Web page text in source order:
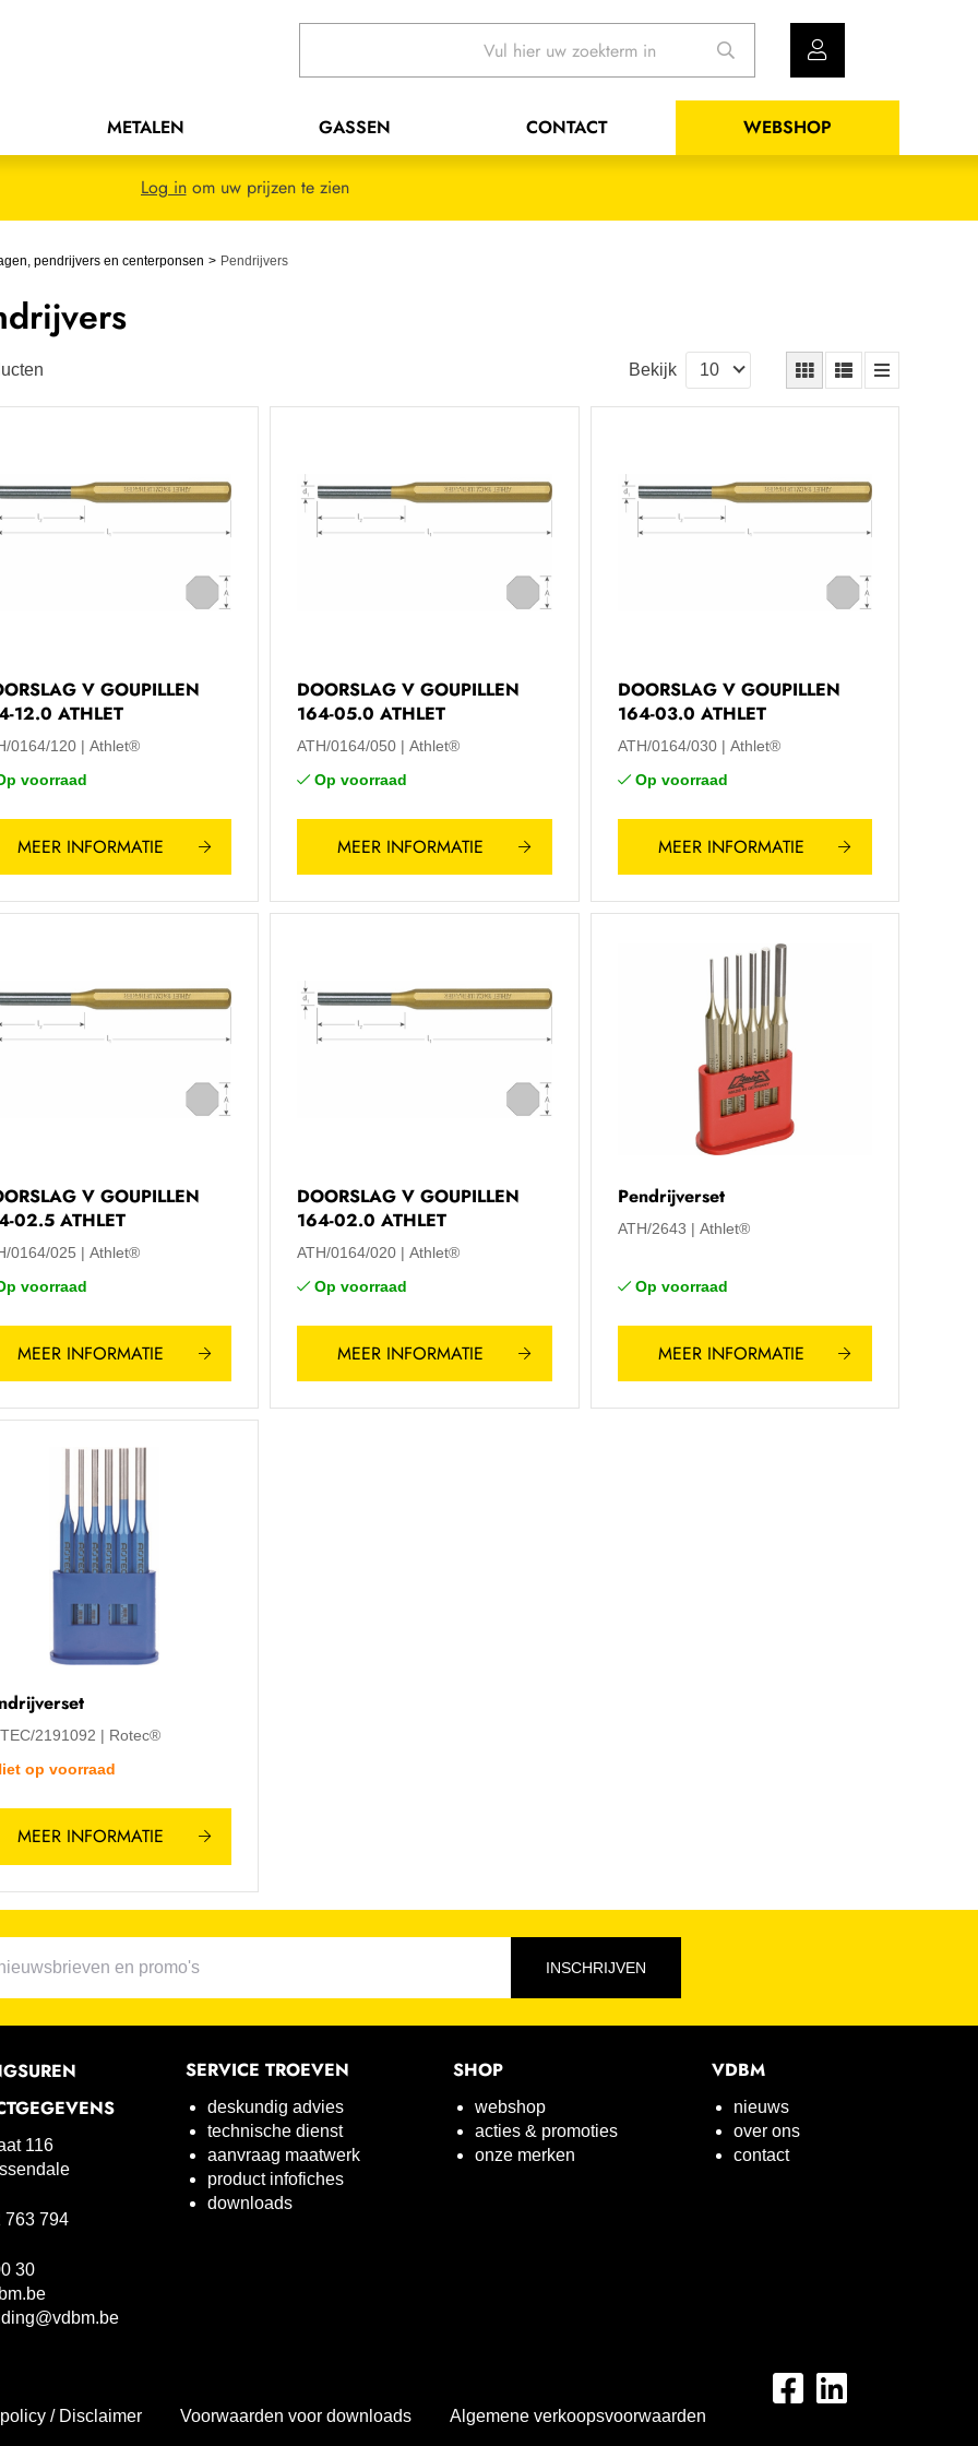
METALEN GASSEN CONTACT WEBSHOP
Log inom uw prijzen te zien
pendrijvers en centerponsen Pendrijvers
Bekijk
V GOUPILLEN
12.0 ATHLET
0164/120
Athlet®
voorraad
MEER INFORMATIE
DOORSLAG V GOUPILLEN
164-05.0 ATHLET
ATH/0164/050
Athlet®
Op voorraad
MEER INFORMATIE
DOORSLAG V GOUPILLEN
164-03.0 ATHLET
ATH/0164/030
Athlet®
Op voorraad
MEER INFORMATIE
V GOUPILLEN
02.5 ATHLET
0164/025
Athlet®
voorraad
MEER INFORMATIE
DOORSLAG V GOUPILLEN
164-02.0 ATHLET
ATH/0164/020
Athlet®
Op voorraad
MEER INFORMATIE
Pendrijverset
ATH/2643 Athlet®
Op voorraad
MEER INFORMATIE
2191092
Rotec®
op voorraad
MEER INFORMATIE
INSCHRIJVEN
116
763 794
30
SERVICE TROEVEN
deskundig advies
technische dienst
aanvraag maatwerk
product infofiches
downloads
SHOP
webshop
acties & promoties
onze merken
VDBM
nieuws
over ons
contact
/ Disclaimer Voorwaarden voor downloads Algemene verkoopsvoorwaarden